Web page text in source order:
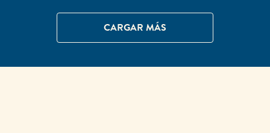
CARGAR MÁS